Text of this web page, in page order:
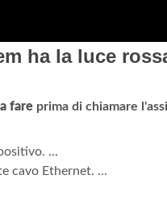
ha la luce
fare prima di chiamare
...
cavo Ethernet. ...